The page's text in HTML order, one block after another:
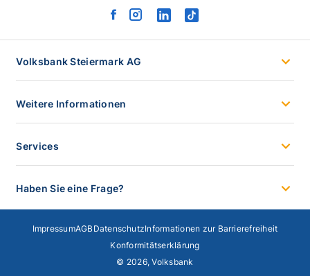
facebook
instagram
linkedintiktok
Volksbank Steiermark AG
Weitere Informationen
Services
Haben Sie eine Frage?
ImpressumAGB DatenschutzInformationen zur Barrierefreiheit
Konformitätserklärung
© 2026, Volksbank